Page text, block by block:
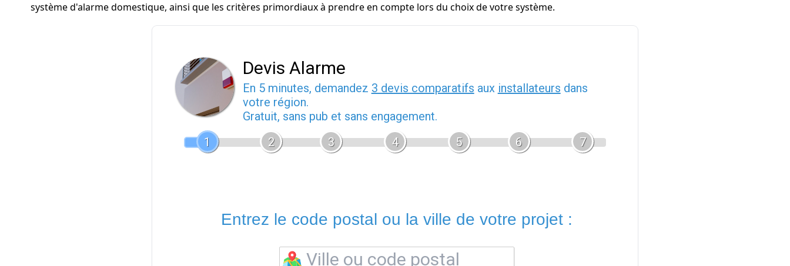
système d'alarme domestique, ainsi que les critères primordiaux à prendre en compte lors du choix de votre système.
Devis Alarme
En 5 minutes, demandez 3 devis comparatifs aux installateurs dans
votre région.
Gratuit, sans pub et sans engagement.
1
2 3 4 5 6 7
Entrez le code postal ou la ville de votre projet :